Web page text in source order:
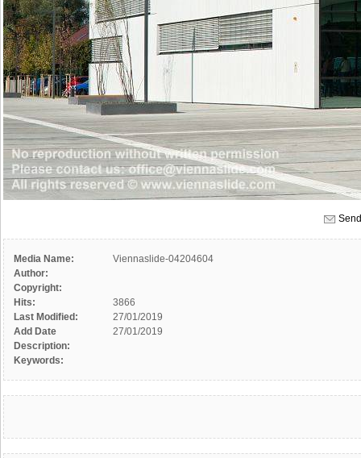
Media Name:
Viennaslide-04204604
Author:
Copyright:
Hits:
3866
Last Modified:
27/01/2019
Add Date
27/01/2019
Description:
Keywords: